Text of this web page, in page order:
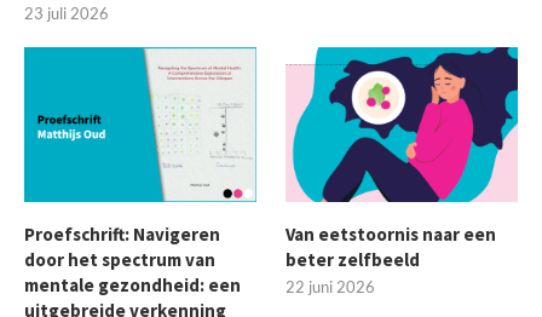
23 juli 2026
Proefschrift: Navigeren
door het spectrum van
mentale gezondheid: een
uitgebreide verkenning
Van eetstoornis naar een
beter zelfbeeld
22 juni 2026